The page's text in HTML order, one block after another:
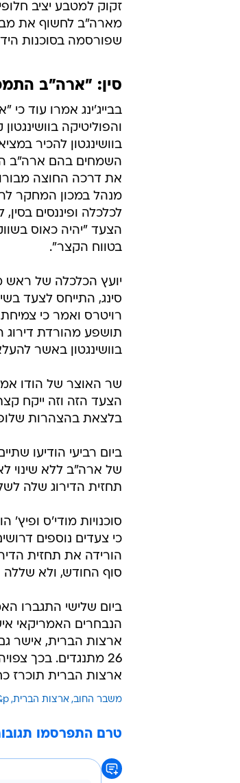
זקוק למטבע יציב
מארה"ב לחשוף את
שפורסמה בסוכנות
סין: "ארה"ב
בבייג'ינג אמרו עוד
והפוליטיקה
בוושינגטון להכיר
השמחים בהם ארה"ב
את דרכה החוצה
מנהל במכון המחקר
לכלכלה ופיננסים בסין,
הצעד "יהיה כאוס
בטווח הקצר".
יועץ הכלכלה של ראש
סינג, התייחס לצעד
רויטרס ואמר כי
תושפע מהורדת
בוושינגטון באשר
שר האוצר של הודו
הצעד הזה וזה ייקח
בלצאת בהצהרות
ביום רביעי הודיעו
של ארה"ב ללא שינוי
תחזית הדירוג שלה
כי צעדים נוספים
הורידה את תחזית
סוף החודש, ולא שללה
ביום שלישי התגברו
הנבחרים האמריקאי
26 מתנגדים. בכך
ארצות הברית תוכרז
משבר החוב ארצות הברית
טרם התפרסמו